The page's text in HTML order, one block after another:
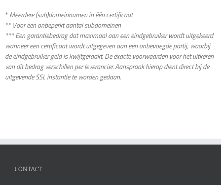
* Meerdere (sub)domeinnamen in één certificaat
** Voor een onbeperkt aantal subdomeinen
*** Een garantiebedrag dat maximaal aan een eindgebruiker wordt uitgekeerd
wanneer een certificaat wordt uitgegeven aan een onbevoegde partij, waarbij
de eindgebruiker geld is kwijtgeraakt. De exacte voorwaarden voor het uitkeren
van dit bedrag verschillen per leverancier. Aanspraak hierop dient direct bij de
uitgevende SSL instantie te worden gedaan.
CONTACT